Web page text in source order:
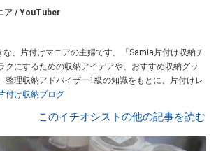
ア / YouTuber
、片付けマニアの主婦です。「Samia片付け収納チ
クにするための収納アイデアや、おすすめ収納グッ
整理収納アドバイザー1級の知識をもとに、片付けレ
付け収納ブログ
このイチオシストの他の記事を読む